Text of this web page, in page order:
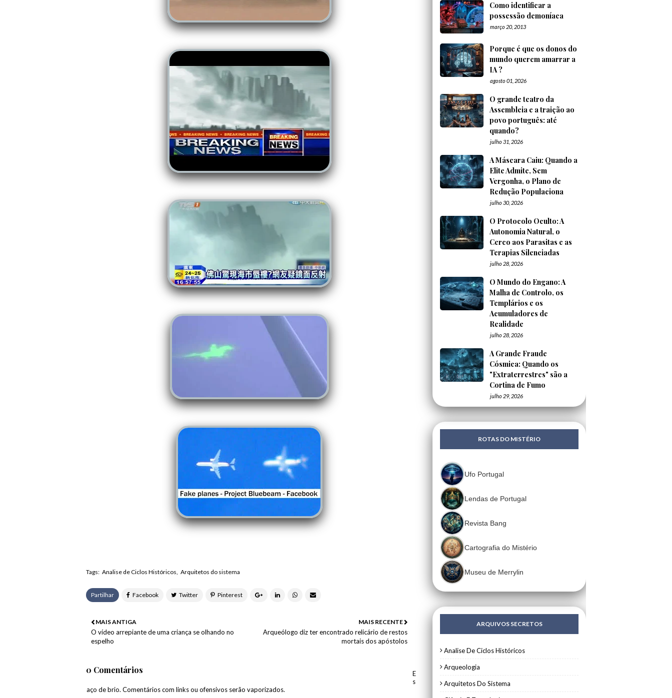
Tags: Analise de Ciclos Históricos Arquitetos do sistema
Partilhar
MAIS RECENTE
Arqueólogo diz ter encontrado relicário de restos
mortais dos apóstolos
MAIS ANTIGA
O vídeo arrepiante de uma criança se olhando no
espelho
0 Comentários
E
s
paço de brio. Comentários com links ou ofensivos serão vaporizados.
Como identificar a
possessão demoníaca
março 20, 2013
Porque é que os donos do
mundo querem amarrar a
IA ?
agosto 01, 2026
O grande teatro da
Assembleia e a traição ao
povo português: até
quando?
julho 31, 2026
A Máscara Caiu: Quando a
Elite Admite, Sem
Vergonha, o Plano de
Redução Populaciona
julho 30, 2026
O Protocolo Oculto: A
Autonomia Natural, o
Cerco aos Parasitas e as
Terapias Silenciadas
julho 28, 2026
O Mundo do Engano: A
Malha de Controlo, os
Templários e os
Acumuladores de
Realidade
julho 28, 2026
A Grande Fraude
Cósmica: Quando os
"Extraterrestres" são a
Cortina de Fumo
julho 29, 2026
ROTAS DO MISTÉRIO
Ufo Portugal
Lendas de Portugal
Revista Bang
Cartografia do Mistério
Museu de Merrylin
ARQUIVOS SECRETOS
Analise De Ciclos Históricos
Arqueologia
Arquitetos Do Sistema